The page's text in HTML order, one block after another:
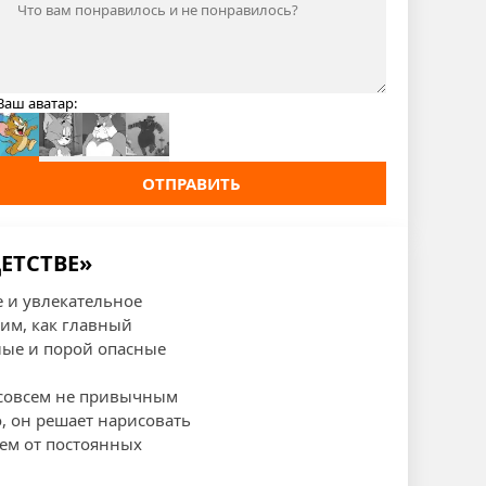
аватар:
ОТПРАВИТЬ
и увлекательное
как главный
и порой опасные
не привычным
он решает нарисовать
от постоянных